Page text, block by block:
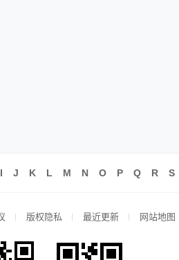
I J K L M N O P Q R S
版权隐私 最近更新 网站地图